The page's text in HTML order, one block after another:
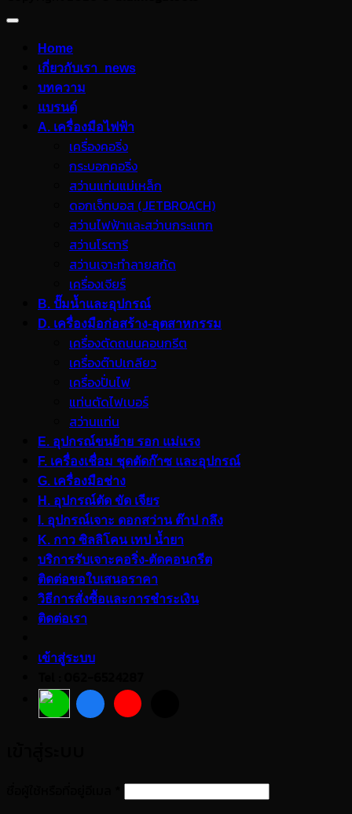
Home
เกี่ยวกับเรา_news
บทความ
แบรนด์
A. เครื่องมือไฟฟ้า
เครื่องคอริ่ง
กระบอกคอริ่ง
สว่านแท่นแม่เหล็ก
ดอกเจ็ทบอส (JETBROACH)
สว่านไฟฟ้าและสว่านกระแทก
สว่านโรตารี
สว่านเจาะทำลายสกัด
เครื่องเจียร์
B. ปั๊มน้ำและอุปกรณ์
D. เครื่องมือก่อสร้าง-อุตสาหกรรม
เครื่องตัดถนนคอนกรีต
เครื่องต๊าปเกลียว
เครื่องปั่นไฟ
แท่นตัดไฟเบอร์
สว่านแท่น
E. อุปกรณ์ขนย้าย รอก แม่แรง
F. เครื่องเชื่อม ชุดตัดก๊าซ และอุปกรณ์
G. เครื่องมือช่าง
H. อุปกรณ์ตัด ขัด เจียร
I. อุปกรณ์เจาะ ดอกสว่าน ต๊าป กลึง
K. กาว ซิลลิโคน เทป น้ำยา
บริการรับเจาะคอริ่ง-ตัดคอนกรีต
ติดต่อขอใบเสนอราคา
วิธีการสั่งซื้อและการชำระเงิน
ติดต่อเรา
เข้าสู่ระบบ
ต้องการ